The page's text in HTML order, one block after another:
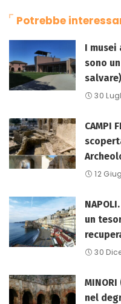
Potrebbe
I
sono
30
CAMPI
12
un
30
nel